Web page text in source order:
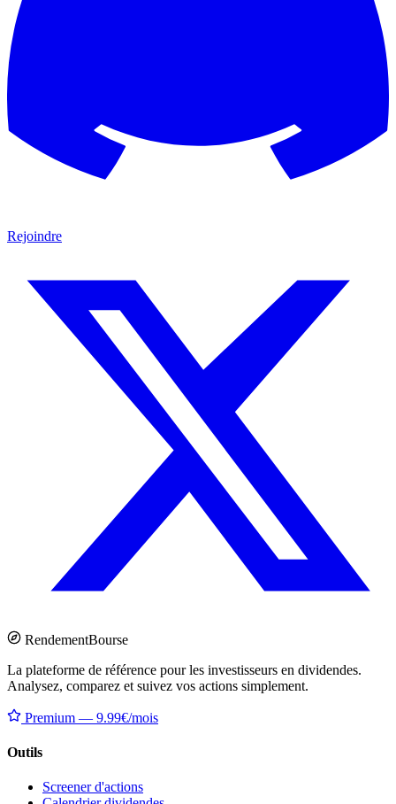
Rejoindre
RendementBourse
La plateforme de référence pour les investisseurs en dividendes.
Analysez, comparez et suivez vos actions simplement.
Premium — 9.99€/mois
Outils
Screener d'actions